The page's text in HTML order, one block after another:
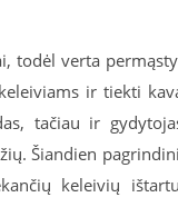
todėl verta
ir tiekti
tačiau ir
Šiandien
keleivių